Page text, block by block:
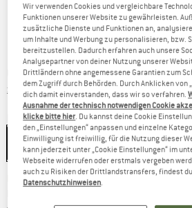
Preis:
CHF84.50 inkl. MwSt., zollfreie Lieferung
zzgl. VersandkostenInformationen zu den
Farbe:Black
Lieferzeit: 3-5 WerktageDer Link öffnet sich
Wir verwenden Cookies und vergleichbare
Funktionen unserer Website zu gewährleisten.
zusätzliche Dienste und Funktionen an,
um Inhalte und Werbung zu personalisieren, bzw.
bereitzustellen. Dadurch erfahren auch unsere
Analysepartner von deiner Nutzung unserer
Drittländern ohne angemessene Garantien zum
dem Zugriff durch Behörden. Durch Anklicken von
dich damit einverstanden, dass wir so verfahren.
Ausnahme der technisch notwendigen Cookie
klicke bitte hier . Du kannst deine Cookie
den „Einstellungen“ anpassen und einzelne
Einwilligung ist freiwillig, für die Nutzung dieser
kann jederzeit unter „Cookie Einstellungen“ im
Webseite widerrufen oder erstmals vergeben
auch zu Risiken der Drittlandstransfers, findest
Datenschutzhinweisen